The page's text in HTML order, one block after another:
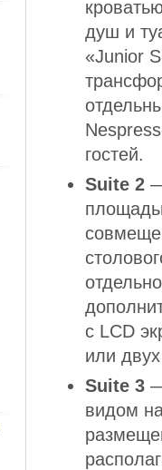
душ и
«Junior
гостей.
Suite 2
с LCD
или
Suite 3
видом